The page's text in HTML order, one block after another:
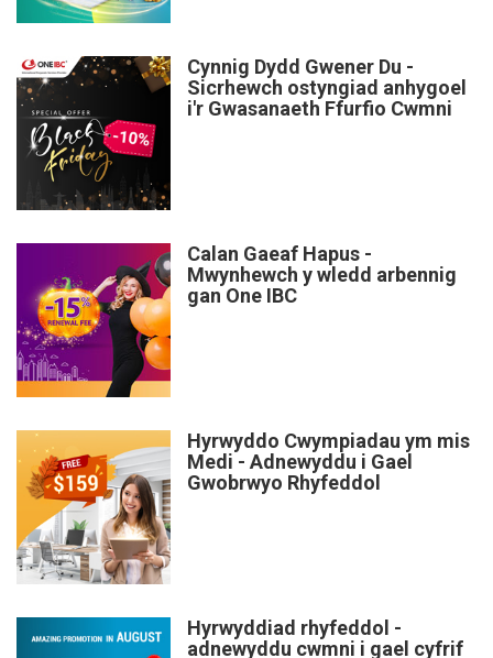
Cynnig Dydd Gwener Du -
Sicrhewch ostyngiad anhygoel
i'r Gwasanaeth Ffurfio Cwmni
Calan Gaeaf Hapus -
Mwynhewch y wledd arbennig
gan One IBC
Hyrwyddo Cwympiadau ym mis
Medi - Adnewyddu i Gael
Gwobrwyo Rhyfeddol
Hyrwyddiad rhyfeddol -
adnewyddu cwmni i gael cyfrif